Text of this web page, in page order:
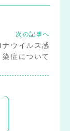
次の記事へ
ナウイルス感
染症について